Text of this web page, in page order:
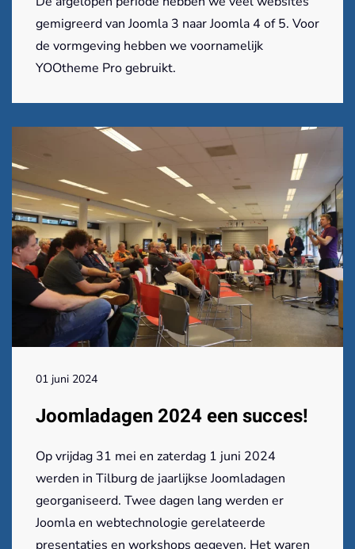
gemigreerd van Joomla 3 naar Joomla 4 of 5. Voor
de vormgeving hebben we voornamelijk
YOOtheme Pro gebruikt.
01 juni 2024
Joomladagen 2024 een succes!
Op vrijdag 31 mei en zaterdag 1 juni 2024
werden in Tilburg de jaarlijkse Joomladagen
georganiseerd. Twee dagen lang werden er
Joomla en webtechnologie gerelateerde
presentaties en workshops gegeven. Het waren